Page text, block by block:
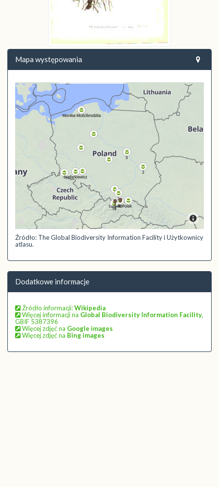
Mapa występowania
Źródło: The Global Biodiversity Information Facility i Użytkownicy
atlasu.
Dodatkowe informacje
Źródło informacji:Wikipedia
Więcej informacji na Global Biodiversity Information Facility,
GBIF 5387396
Więcej zdjęć na Google images
Więcej zdjęć na Bing images